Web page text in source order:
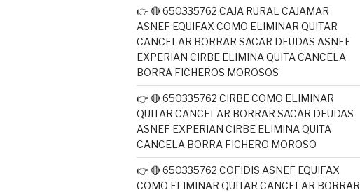
👉 🔴 650335762 CAJA RURAL CAJAMAR
ASNEF EQUIFAX COMO ELIMINAR QUITAR
CANCELAR BORRAR SACAR DEUDAS ASNEF
EXPERIAN CIRBE ELIMINA QUITA CANCELA
BORRA FICHEROS MOROSOS
👉 🔴 650335762 CIRBE COMO ELIMINAR
QUITAR CANCELAR BORRAR SACAR DEUDAS
ASNEF EXPERIAN CIRBE ELIMINA QUITA
CANCELA BORRA FICHERO MOROSO
👉 🔴 650335762 COFIDIS ASNEF EQUIFAX
COMO ELIMINAR QUITAR CANCELAR BORRAR